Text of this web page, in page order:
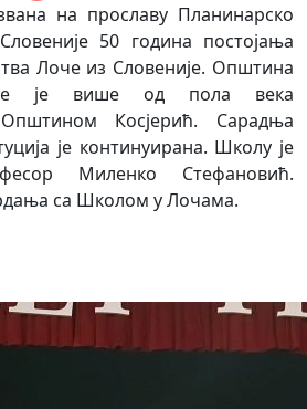
на прославу Планинарско
50 година постојања
Лоче из Словеније. Општина
је више од пола века
Косјерић. Сарадња
је континуирана. Школу је
Миленко Стефановић.
са Школом у Лочама.